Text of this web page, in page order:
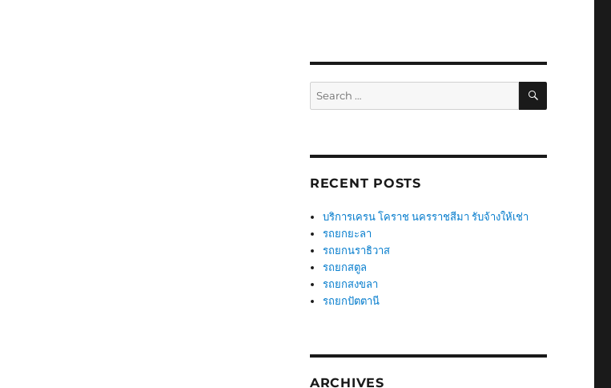
Search
for:
SEARCH
RECENT POSTS
บริการเครน โคราช นครราชสีมา รับจ้างให้เช่า
รถยกยะลา
รถยกนราธิวาส
รถยกสตูล
รถยกสงขลา
รถยกปัตตานี
ARCHIVES